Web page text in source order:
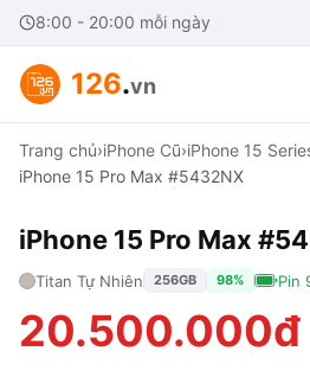
8:00 - 20:00 mỗi ngày
126.vn
Trang chủ›iPhone Cũ›iPhone 15
iPhone 15 Pro Max #5432NX
iPhone 15 Pro Max
Titan Tự Nhiên 256GB 98% Pin
20.500.000đ